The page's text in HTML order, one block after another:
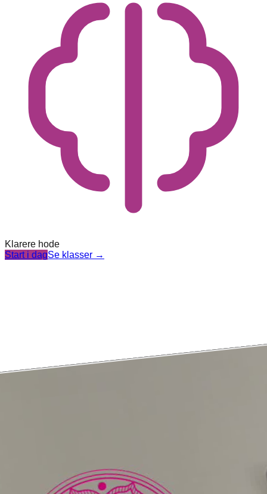
Klarere hode
Start i dagSe klasser →